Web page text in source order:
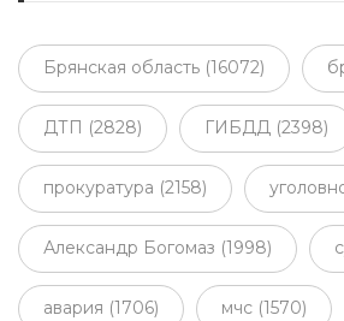
Брянская область (16072)
ДТП (2828) ГИБДД (2398)
прокуратура (2158)
Александр Богомаз (1998)
авария (1706) мчс (1570)